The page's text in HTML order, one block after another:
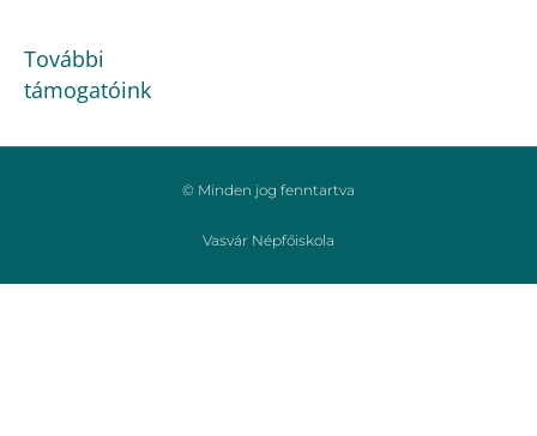
További
támogatóink
© Minden jog fenntartva
Vasvár Népfőiskola